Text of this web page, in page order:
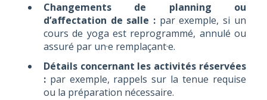
Changements de planning ou
d’affectation de salle : par exemple, si un
cours de yoga est reprogrammé, annulé ou
assuré par un·e remplaçant·e.
Détails concernant les activités réservées
: par exemple, rappels sur la tenue requise
ou la préparation nécessaire.